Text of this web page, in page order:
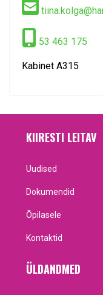
53 463 175
Kabinet A315
KIIRESTI LEITAV
Uudised
Dokumendid
Õpilasele
Kontaktid
ÜLDANDMED